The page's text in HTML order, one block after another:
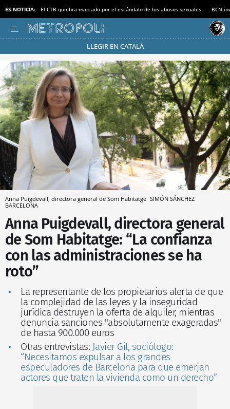
ES NOTICIA: El CTB quiebra marcado por el escándalo de los abusos sexuales BCN
LLEGIR EN CATALÀ
Pásate al MODO AHORRO
Anna Puigdevall, directora general de Som Habitatge SIMÓN SÁNCHEZ
BARCELONA
Anna Puigdevall, directora general
de Som Habitatge: “La confianza
con las administraciones se ha
roto”
La representante de los propietarios alerta de que
la complejidad de las leyes y la inseguridad
jurídica destruyen la oferta de alquiler, mientras
denuncia sanciones "absolutamente exageradas"
de hasta 900.000 euros
Otras entrevistas: Javier Gil, sociólogo:
“Necesitamos expulsar a los grandes
especuladores de Barcelona para que emerjan
actores que traten la vivienda como un derecho”